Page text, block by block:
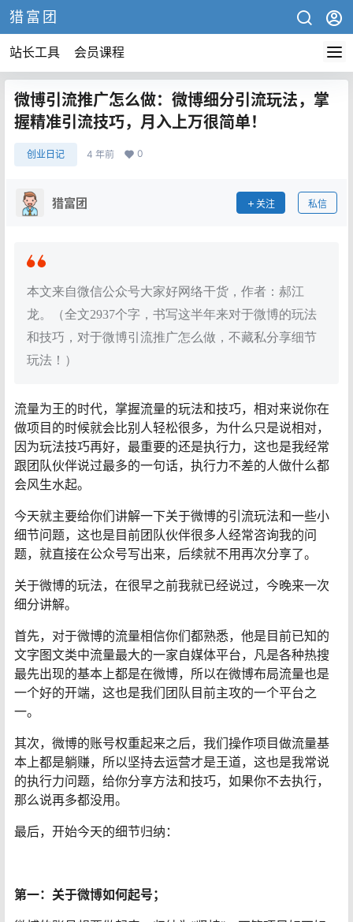
猎富团
站长工具 会员课程
微博引流推广怎么做：微博细分引流玩法，掌
握精准引流技巧，月入上万很简单！
创业日记 4 年前 0
猎富团 关注 私信
本文来自微信公众号大家好网络干货，作者：郝江
龙。（全文2937个字，书写这半年来对于微博的玩法
和技巧，对于微博引流推广怎么做，不藏私分享细节
玩法！）
流量为王的时代，掌握流量的玩法和技巧，相对来说你在
做项目的时候就会比别人轻松很多，为什么只是说相对，
因为玩法技巧再好，最重要的还是执行力，这也是我经常
跟团队伙伴说过最多的一句话，执行力不差的人做什么都
会风生水起。
今天就主要给你们讲解一下关于微博的引流玩法和一些小
细节问题，这也是目前团队伙伴很多人经常咨询我的问
题，就直接在公众号写出来，后续就不用再次分享了。
关于微博的玩法，在很早之前我就已经说过，今晚来一次
细分讲解。
首先，对于微博的流量相信你们都熟悉，他是目前已知的
文字图文类中流量最大的一家自媒体平台，凡是各种热搜
最先出现的基本上都是在微博，所以在微博布局流量也是
一个好的开端，这也是我们团队目前主攻的一个平台之
一。
其次，微博的账号权重起来之后，我们操作项目做流量基
本上都是躺赚，所以坚持去运营才是王道，这也是我常说
的执行力问题，给你分享方法和技巧，如果你不去执行，
那么说再多都没用。
最后，开始今天的细节归纳：
第一：关于微博如何起号；